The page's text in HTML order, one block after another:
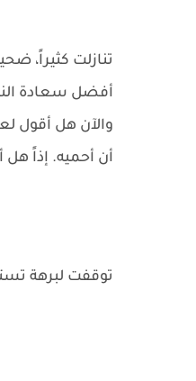
تنازلت كثيراً،
أفضل سعادة
والآن هل أقول
أن أحميه. إذاً هل
توقفت لبرهة